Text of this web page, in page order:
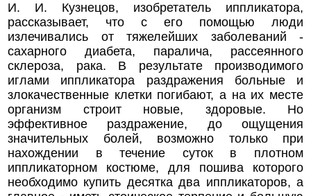
И. И. Кузнецов, изобретатель иппликатора,
рассказывает, что с его помощью люди
излечивались от тяжелейших заболеваний -
сахарного диабета, паралича, рассеянного
склероза, рака. В результате производимого
иглами иппликатора раздражения больные и
злокачественные клетки погибают, а на их месте
организм строит новые, здоровые. Но
эффективное раздражение, до ощущения
значительных болей, возможно только при
нахождении в течение суток в плотном
иппликаторном костюме, для пошива которого
необходимо купить десятка два иппликаторов, а